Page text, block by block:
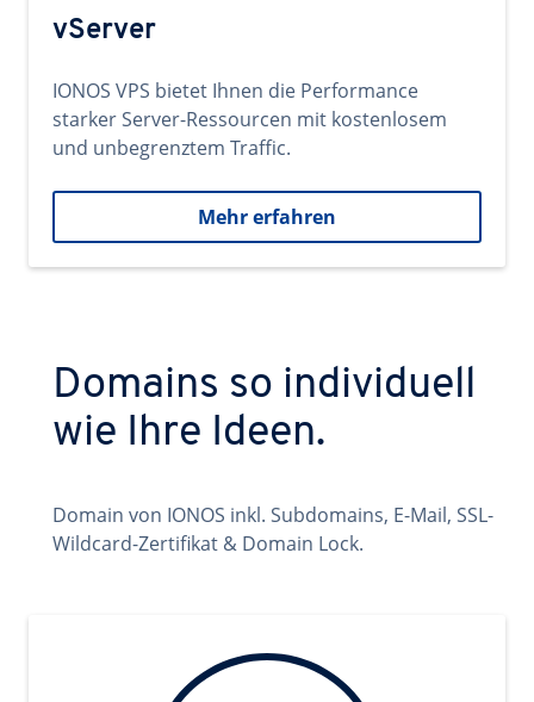
vServer
IONOS VPS bietet Ihnen die Performance
starker Server-Ressourcen mit kostenlosem
und unbegrenztem Traffic.
Mehr erfahren
Domains so individuell
wie Ihre Ideen.
Domain von IONOS inkl. Subdomains, E-Mail, SSL-
Wildcard-Zertifikat & Domain Lock.